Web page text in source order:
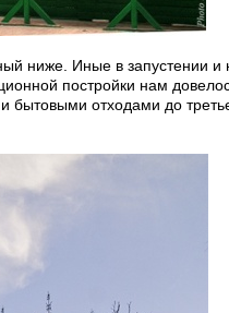
ниже. Иные в запустении и
постройки нам
бытовыми отходами до